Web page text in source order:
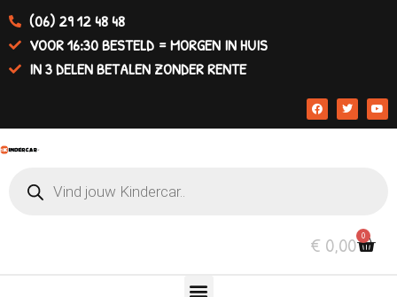
(06) 29 12 48 48
VOOR 16:30 BESTELD = MORGEN IN HUIS
IN 3 DELEN BETALEN ZONDER RENTE
€ 0,00 0